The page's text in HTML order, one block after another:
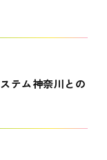
テム神奈川との